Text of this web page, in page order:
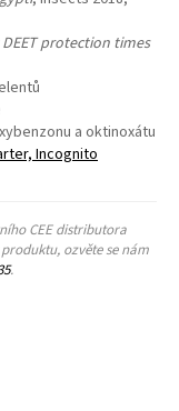
protection times
a oktinoxátu
Incognito
CEE distributora
ozvěte se nám
.